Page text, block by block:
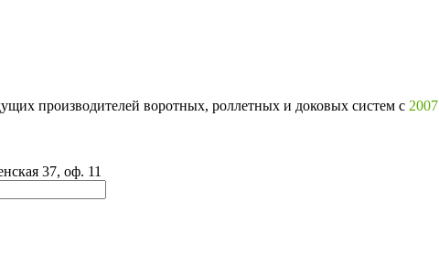
производителей воротных, роллетных и доковых систем с 2007
37, оф. 11